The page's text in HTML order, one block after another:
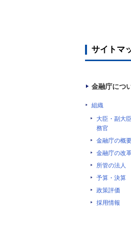
サイトマ
金融庁につ
組織
大臣・副大
務官
金融庁の概
金融庁の改
所管の法人
予算・決算
政策評価
採用情報